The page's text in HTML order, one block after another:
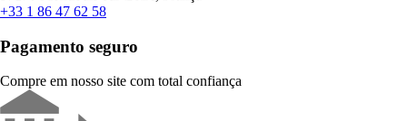
+33 1 86 47 62 58
Pagamento seguro
Compre em nosso site com total confiança